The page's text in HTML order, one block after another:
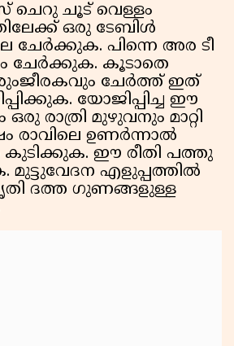
ചെറു ചൂട് വെള്ളം
ഒരു ടേബിൾ
ചേർക്കുക. പിന്നെ അര ടീ
കൂടാതെ
ചേർത്ത് ഇത്
യോജിപ്പിച്ച ഈ
രാത്രി മുഴുവനും മാറ്റി
രാവിലെ ഉണർന്നാൽ
കുടിക്കുക. ഈ രീതി പത്തു
മുട്ടുവേദന എളുപ്പത്തിൽ
ദത്ത ഗുണങ്ങളുള്ള